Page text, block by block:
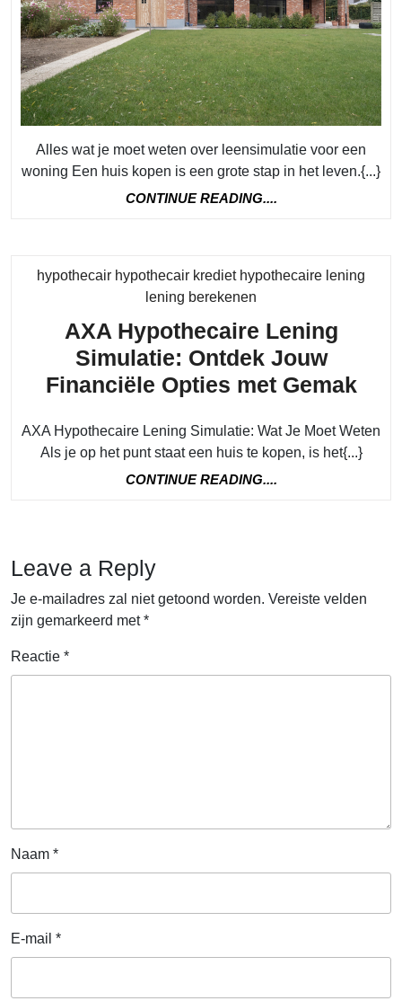
een
Alles wat je moet weten over leensimulatie voor een
woning Een huis kopen is een grote stap in het leven.{...}
CONTINUE READING....
hypothecair hypothecair krediet hypothecaire lening
lening berekenen
AXA Hypothecaire Lening
Simulatie: Ontdek Jouw
Financiële Opties met Gemak
met
AXA Hypothecaire Lening Simulatie: Wat Je Moet Weten
Als je op het punt staat een huis te kopen, is het{...}
CONTINUE READING....
Leave a Reply
Je e-mailadres zal niet getoond worden. Vereiste velden
zijn gemarkeerd met*
Reactie *
Naam *
E-mail *